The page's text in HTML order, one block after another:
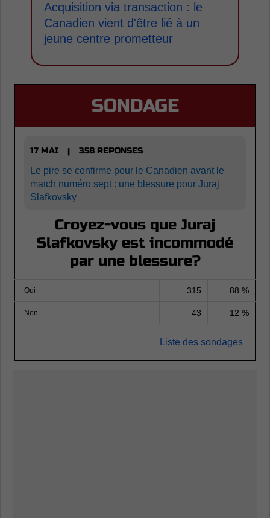
Acquisition via transaction : le
Canadien vient d'être lié à un
jeune centre prometteur
SONDAGE
17 MAI |
358 REPONSES
Le pire se confirme pour le Canadien avant le
match numéro sept : une blessure pour Juraj
Slafkovsky
Croyez-vous que Juraj
Slafkovsky est incommodé
par une blessure?
Oui 315 88 %
Non 43 12 %
Liste des sondages